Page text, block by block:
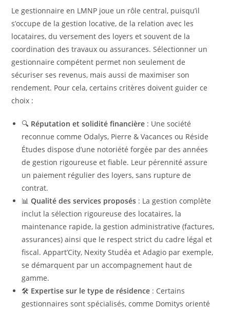
Le gestionnaire en LMNP joue un rôle central, puisqu’il
s’occupe de la gestion locative, de la relation avec les
locataires, du versement des loyers et souvent de la
coordination des travaux ou assurances. Sélectionner un
gestionnaire compétent permet non seulement de
sécuriser ses revenus, mais aussi de maximiser son
rendement. Pour cela, certains critères doivent guider ce
choix :
🔍 Réputation et solidité financière : Une société
reconnue comme Odalys, Pierre & Vacances ou Réside
Études dispose d’une notoriété forgée par des années
de gestion rigoureuse et fiable. Leur pérennité assure
un paiement régulier des loyers, sans rupture de
contrat.
📊Qualité des services proposés : La gestion complète
inclut la sélection rigoureuse des locataires, la
maintenance rapide, la gestion administrative (factures,
assurances) ainsi que le respect strict du cadre légal et
fiscal. Appart’City, Nexity Studéa et Adagio par exemple,
se démarquent par un accompagnement haut de
gamme.
🛠️ Expertise sur le type de résidence : Certains
gestionnaires sont spécialisés, comme Domitys orienté